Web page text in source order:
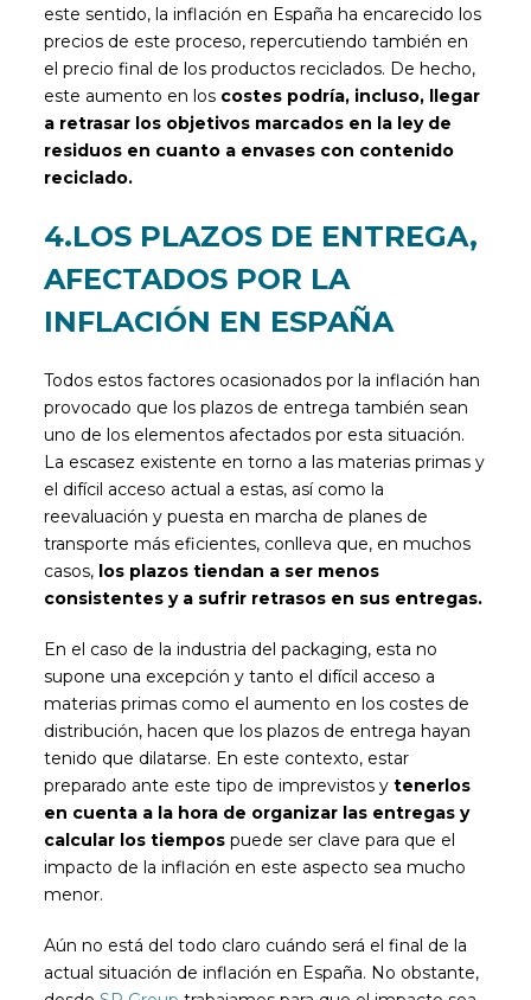
este sentido, la inflación en España ha encarecido los
precios de este proceso, repercutiendo también en
el precio final de los productos reciclados. De hecho,
este aumento en los costes podría, incluso, llegar
a retrasar los objetivos marcados en la ley de
residuos en cuanto a envases con contenido
reciclado.
4.LOS PLAZOS DE ENTREGA,
AFECTADOS POR LA
INFLACIÓN EN ESPAÑA
Todos estos factores ocasionados por la inflación han
provocado que los plazos de entrega también sean
uno de los elementos afectados por esta situación.
La escasez existente en torno a las materias primas y
el difícil acceso actual a estas, así como la
reevaluación y puesta en marcha de planes de
transporte más eficientes, conlleva que, en muchos
casos, los plazos tiendan a ser menos
consistentes y a sufrir retrasos en sus entregas.
En el caso de la industria del packaging, esta no
supone una excepción y tanto el difícil acceso a
materias primas como el aumento en los costes de
distribución, hacen que los plazos de entrega hayan
tenido que dilatarse. En este contexto, estar
preparado ante este tipo de imprevistos ytenerlos
en cuenta a la hora de organizar las entregas y
calcular los tiempos puede ser clave para que el
impacto de la inflación en este aspecto sea mucho
menor.
Aún no está del todo claro cuándo será el final de la
actual situación de inflación en España. No obstante,